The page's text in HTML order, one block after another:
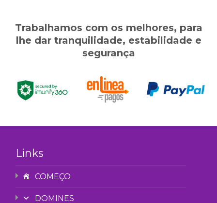
Trabalhamos com os melhores, para
lhe dar tranquilidade, estabilidade e
segurança
Links
COMEÇO
DOMINES